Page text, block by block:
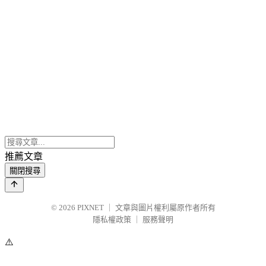
推薦文章
關閉搜尋
© 2026 PIXNET
文章與圖片權利屬原作者所有
隱私權政策
服務聲明
⚠️